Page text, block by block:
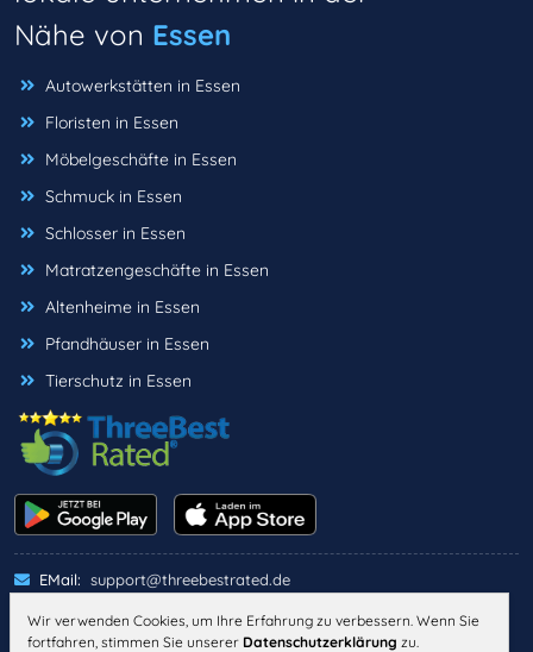
Nähe von Essen
Autowerkstätten in Essen
Floristen in Essen
Möbelgeschäfte in Essen
Schmuck in Essen
Schlosser in Essen
Matratzengeschäfte in Essen
Altenheime in Essen
Pfandhäuser in Essen
Tierschutz in Essen
EMail: support@threebestrated.de
Wir verwenden Cookies, um Ihre Erfahrung zu verbessern. Wenn Sie
fortfahren, stimmen Sie unserer Datenschutzerklärung zu.